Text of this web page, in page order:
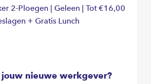
2-Ploegen | Geleen | Tot €16,00
+ Gratis Lunch
nieuwe werkgever?